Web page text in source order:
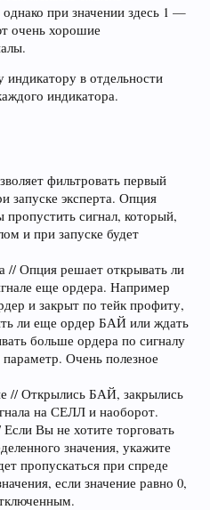
однако при значении здесь 1 —
очень хорошие
в отдельности
индикатора.
фильтровать первый
запуске эксперта. Опция
сигнал, который,
и при запуске будет
// Опция решает открывать ли
еще ордера. Например
и закрыт по тейк профиту,
ли еще ордер БАЙ или ждать
больше ордера по сигналу
Очень полезное
// Открылись БАЙ, закрылись
на СЕЛЛ и наоборот.
Вы не хотите торговать
значения, укажите
пропускаться при спреде
если значение равно 0,